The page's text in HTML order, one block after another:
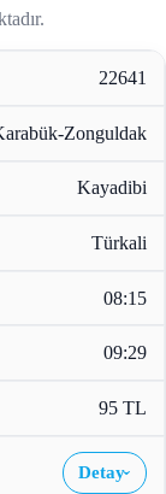
22641
Zonguldak
Kayadibi
Türkali
08:15
09:29
95 TL
Detay›